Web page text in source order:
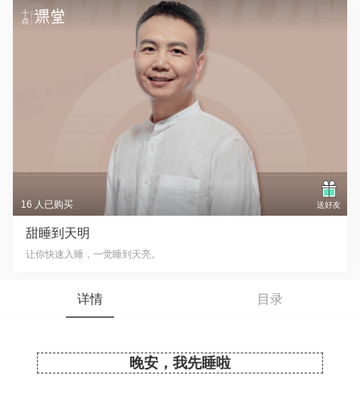
16 人已购买 送好友
甜睡到天明
让你快速入睡，一觉睡到天亮。
详情 目录
晚安，我先睡啦